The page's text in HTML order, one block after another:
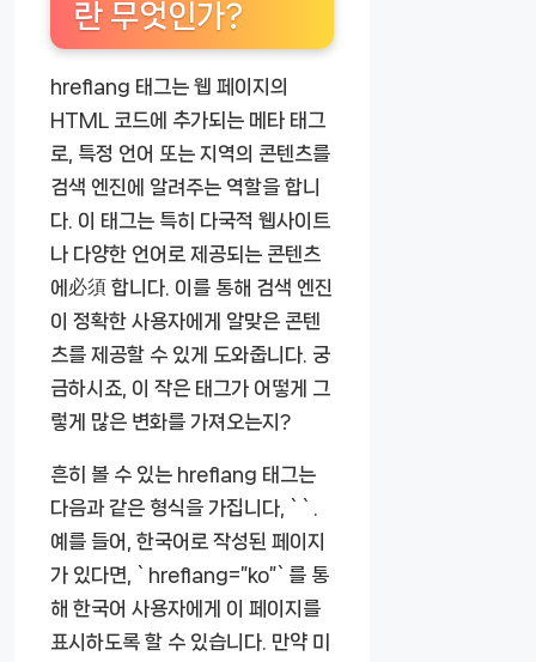
란 무엇인가?
hreflang 태그는 웹 페이지의
HTML 코드에 추가되는 메타 태그
로, 특정 언어 또는 지역의 콘텐츠를
검색 엔진에 알려주는 역할을 합니
다. 이 태그는 특히 다국적 웹사이트
나 다양한 언어로 제공되는 콘텐츠
에必須 합니다. 이를 통해 검색 엔진
이 정확한 사용자에게 알맞은 콘텐
츠를 제공할 수 있게 도와줍니다. 궁
금하시죠, 이 작은 태그가 어떻게 그
렇게 많은 변화를 가져오는지?
흔히 볼 수 있는 hreflang 태그는
다음과 같은 형식을 가집니다, ` `.
예를 들어, 한국어로 작성된 페이지
가 있다면, `hreflang=”ko”`를 통
해 한국어 사용자에게 이 페이지를
표시하도록 할 수 있습니다. 만약 미